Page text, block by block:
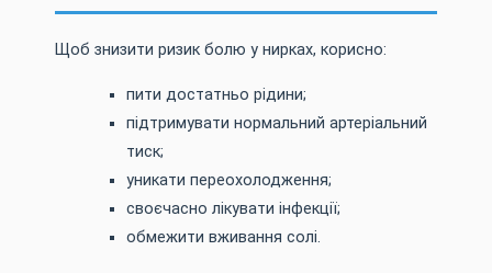
Щоб знизити ризик болю у нирках, корисно:
пити достатньо рідини;
підтримувати нормальний артеріальний
тиск;
уникати переохолодження;
своєчасно лікувати інфекції;
обмежити вживання солі.